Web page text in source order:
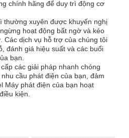
chính hãng để duy trì động cơ
thường xuyên được khuyến nghị
hoạt động bất ngờ và kéo
Các dịch vụ hỗ trợ của chúng tôi
đánh giá hiệu suất và các buổi
bạn.
các giải pháp nhanh chóng
cầu phát điện của bạn, đảm
Máy phát điện của bạn hoạt
kiện.